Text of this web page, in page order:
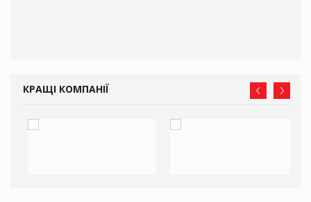
КРАЩІ КОМПАНІЇ